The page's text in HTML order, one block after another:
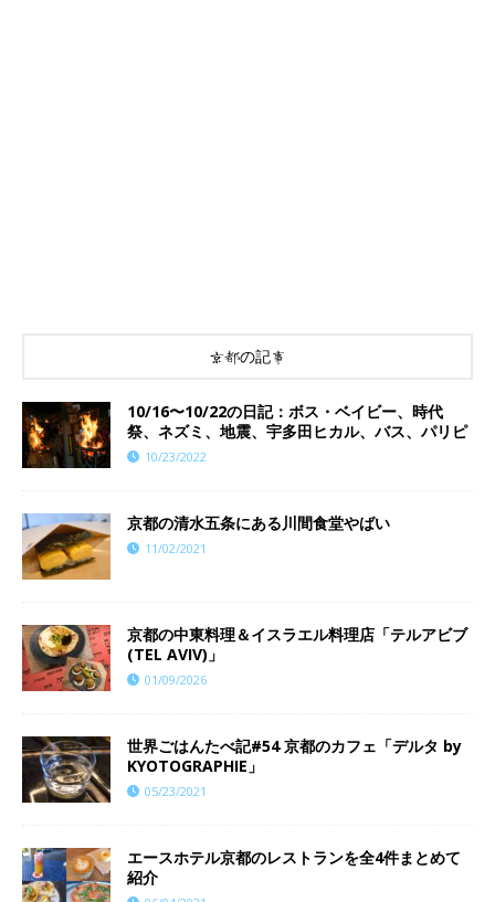
京都の記事
10/16〜10/22の日記：ボス・ベイビー、時代
祭、ネズミ、地震、宇多田ヒカル、バス、パリピ
10/23/2022
京都の清水五条にある川間食堂やばい
11/02/2021
京都の中東料理＆イスラエル料理店「テルアビブ
(TEL AVIV)」
01/09/2026
世界ごはんたべ記#54 京都のカフェ「デルタ by
KYOTOGRAPHIE」
05/23/2021
エースホテル京都のレストランを全4件まとめて
紹介